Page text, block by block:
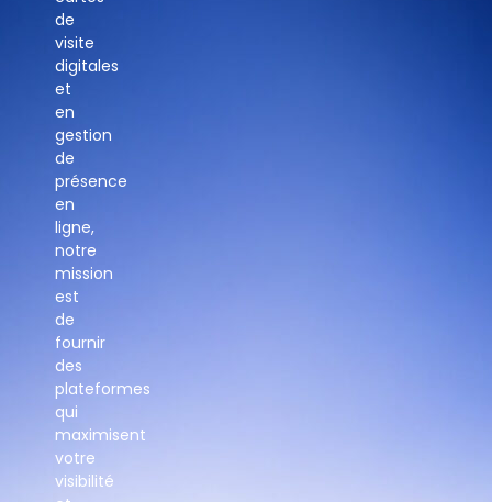
de
visite
digitales
et
en
gestion
de
présence
en
ligne,
notre
mission
est
de
fournir
des
plateformes
qui
maximisent
votre
visibilité